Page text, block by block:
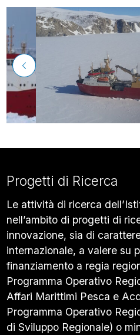
Progetti di Ricerca
Le attività di ricerca
nell’ambito di progetti di
innovazione, sia di
internazionale, a valere su
finanziamento a regia
Programma Operativo
Affari Marittimi Pesca e
Programma Operativo
di Sviluppo Regionale) o